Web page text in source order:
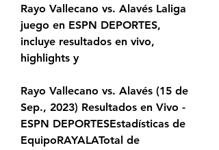
Rayo Vallecano vs. Alavés Laliga
juego en ESPN DEPORTES,
incluye resultados en vivo,
highlights y
Rayo Vallecano vs. Alavés (15 de
Sep., 2023) Resultados en Vivo -
ESPN DEPORTESEstadísticas de
EquipoRAYALATotal de